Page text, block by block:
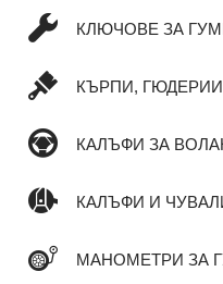
КЛЮЧОВЕ ЗА
КЪРПИ,
КАЛЪФИ ЗА
КАЛЪФИ И
МАНОМЕТРИ ЗА